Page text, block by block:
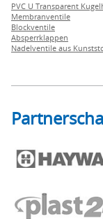
PVC U Transparent
Membranventile
Blockventile
Absperrklappen
Nadelventile aus